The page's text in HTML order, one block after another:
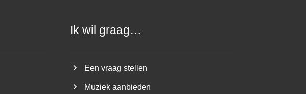
Ik wil graag…
Een vraag stellen
Muziek aanbieden